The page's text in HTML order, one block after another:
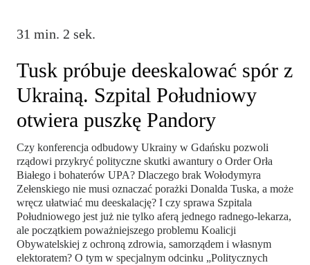
31 min. 2 sek.
Tusk próbuje deeskalować spór z
Ukrainą. Szpital Południowy
otwiera puszkę Pandory
Czy konferencja odbudowy Ukrainy w Gdańsku pozwoli
rządowi przykryć polityczne skutki awantury o Order Orła
Białego i bohaterów UPA? Dlaczego brak Wołodymyra
Zełenskiego nie musi oznaczać porażki Donalda Tuska, a może
wręcz ułatwiać mu deeskalację? I czy sprawa Szpitala
Południowego jest już nie tylko aferą jednego radnego-lekarza,
ale początkiem poważniejszego problemu Koalicji
Obywatelskiej z ochroną zdrowia, samorządem i własnym
elektoratem? O tym w specjalnym odcinku „Politycznych